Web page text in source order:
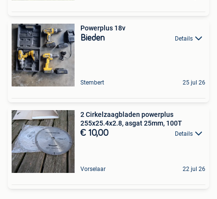
Powerplus 18v
Bieden Details
Stembert 25 jul 26
2 Cirkelzaagbladen powerplus
255x25.4x2.8, asgat 25mm, 100T
€ 10,00 Details
Vorselaar 22 jul 26